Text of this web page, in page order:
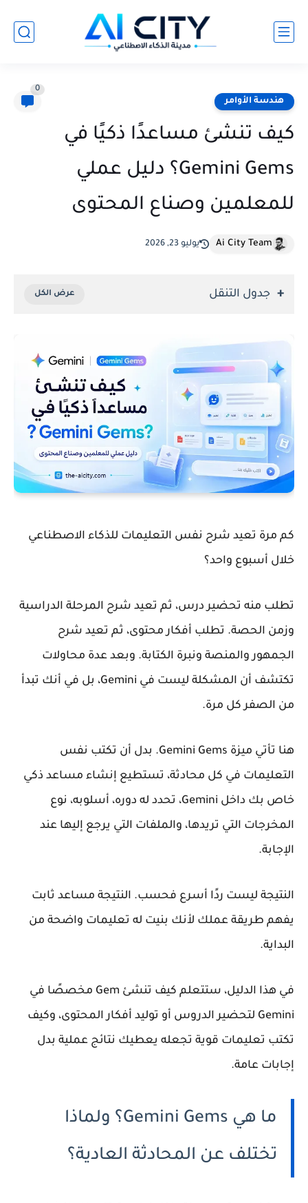
هندسة الأوامر
0
كيف تنشئ مساعدًا ذكيًا في
Gemini Gems؟ دليل عملي
للمعلمين وصناع المحتوى
Ai City Team يوليو 23, 2026
جدول التنقل
كم مرة تعيد شرح نفس التعليمات للذكاء الاصطناعي
خلال أسبوع واحد؟
تطلب منه تحضير درس، ثم تعيد شرح المرحلة الدراسية
وزمن الحصة. تطلب أفكار محتوى، ثم تعيد شرح
الجمهور والمنصة ونبرة الكتابة. وبعد عدة محاولات
تكتشف أن المشكلة ليست في Gemini، بل في أنك تبدأ
من الصفر كل مرة.
هنا تأتي ميزة Gemini Gems. بدل أن تكتب نفس
التعليمات في كل محادثة، تستطيع إنشاء مساعد ذكي
خاص بك داخل Gemini، تحدد له دوره، أسلوبه، نوع
المخرجات التي تريدها، والملفات التي يرجع إليها عند
الإجابة.
النتيجة ليست ردًا أسرع فحسب. النتيجة مساعد ثابت
يفهم طريقة عملك لأنك بنيت له تعليمات واضحة من
البداية.
في هذا الدليل، ستتعلم كيف تنشئ
Gem مخصصًا في
Gemini لتحضير الدروس أو توليد أفكار المحتوى، وكيف
تكتب تعليمات قوية تجعله يعطيك نتائج عملية بدل
إجابات عامة.
ما هي Gemini Gems؟ ولماذا
تختلف عن المحادثة العادية؟